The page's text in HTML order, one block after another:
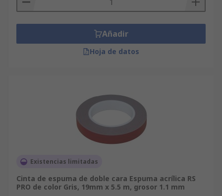
Añadir
Hoja de datos
Existencias limitadas
Cinta de espuma de doble cara Espuma acrílica RS
PRO de color Gris, 19mm x 5.5 m, grosor 1.1 mm